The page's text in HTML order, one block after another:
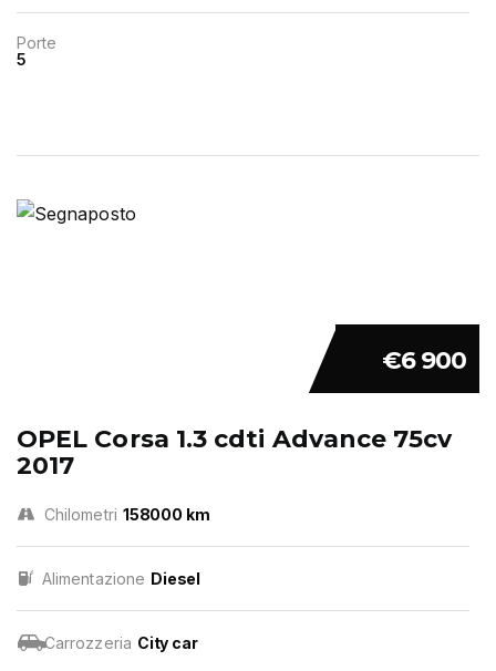
Porte
5
€6 900
OPEL Corsa 1.3 cdti Advance 75cv
2017
Chilometri 158000 km
Alimentazione Diesel
Carrozzeria City car